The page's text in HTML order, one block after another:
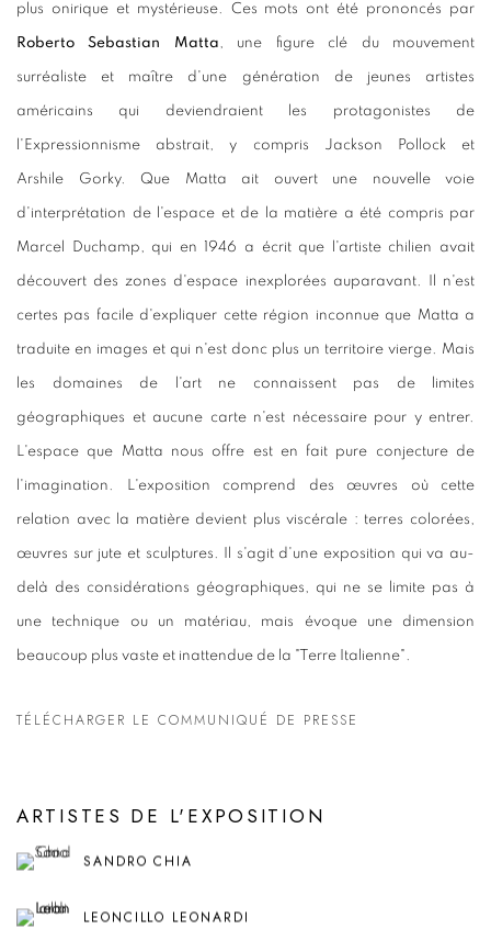
plus onirique et mystérieuse. Ces mots ont été prononcés par
Roberto Sebastian Matta, une figure clé du mouvement
surréaliste et maître d'une génération de jeunes artistes
américains qui deviendraient les protagonistes de
l'Expressionnisme abstrait, y compris Jackson Pollock et
Arshile Gorky. Que Matta ait ouvert une nouvelle voie
d'interprétation de l'espace et de la matière a été compris par
Marcel Duchamp, qui en 1946 a écrit que l'artiste chilien avait
découvert des zones d'espace inexplorées auparavant. Il n'est
certes pas facile d'expliquer cette région inconnue que Matta a
traduite en images et qui n'est donc plus un territoire vierge. Mais
les domaines de l'art ne connaissent pas de limites
géographiques et aucune carte n'est nécessaire pour y entrer.
L'espace que Matta nous offre est en fait pure conjecture de
l'imagination. L'exposition comprend des œuvres où cette
relation avec la matière devient plus viscérale : terres colorées,
œuvres sur jute et sculptures. Il s'agit d'une exposition qui va au-
delà des considérations géographiques, qui ne se limite pas à
une technique ou un matériau, mais évoque une dimension
beaucoup plus vaste et inattendue de la "Terre Italienne".
TÉLÉCHARGER LE COMMUNIQUÉ DE PRESSE
ARTISTES DE L'EXPOSITION
SANDRO CHIA
LEONCILLO LEONARDI